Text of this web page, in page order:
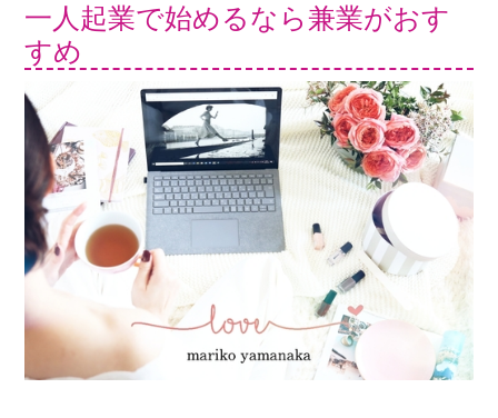
一人起業で始めるなら兼業がおす
すめ